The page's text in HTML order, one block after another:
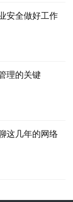
安全做好工作
理的关键
这几年的网络